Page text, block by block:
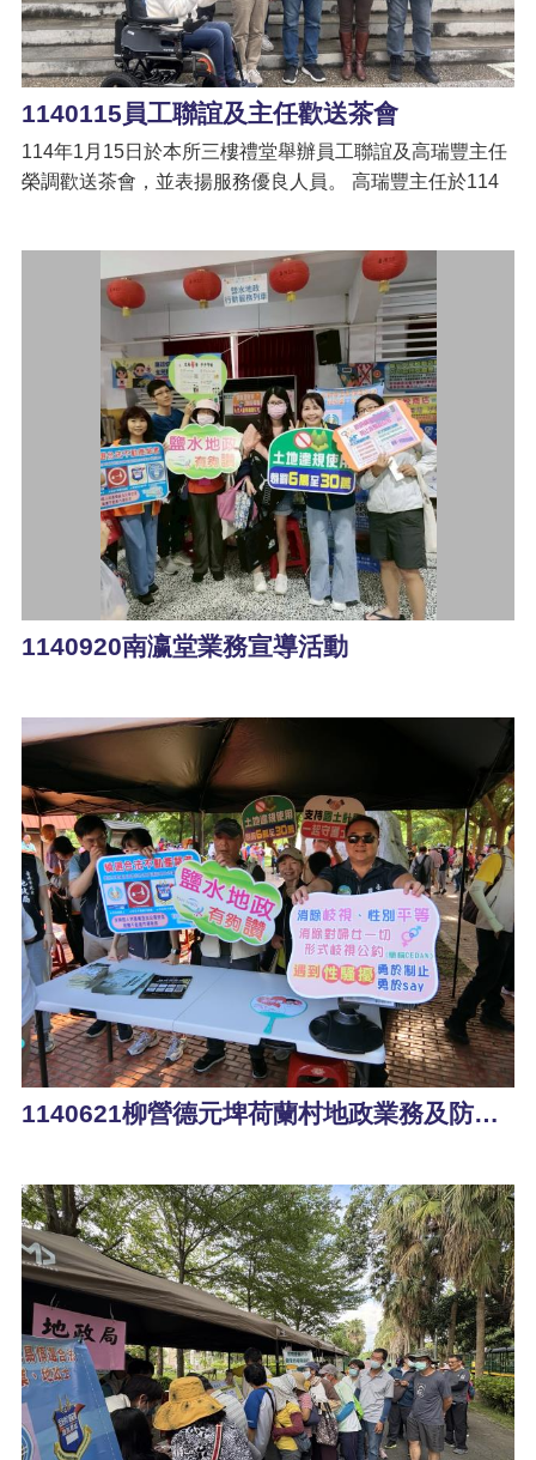
1140115員工聯誼及主任歡送茶會
114年1月15日於本所三樓禮堂舉辦員工聯誼及高瑞豐主任
榮調歡送茶會，並表揚服務優良人員。 高瑞豐主任於114
味餐點、飲料及摸彩獎品，大家盡情享用美食並共同參與
抽獎活動，氣氛歡樂活潑，幸運中獎同仁驚喜歡呼聲不
斷。 茶會中同仁們誠摯的祝福並與主任互道珍重，現場充
滿溫馨及離情氛圍，會後並邀請主任與同仁合影留念。
1140920南瀛堂業務宣導活動
1140621柳營德元埤荷蘭村地政業務及防詐宣導活動